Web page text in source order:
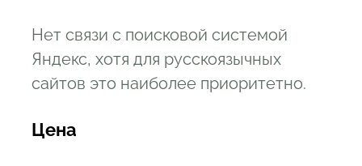
Нет связи с поисковой системой
Яндекс, хотя для русскоязычных
сайтов это наиболее приоритетно.
Цена